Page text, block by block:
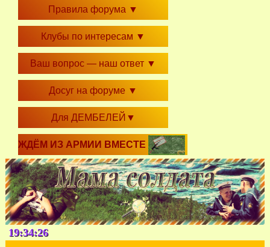
Правила форума ▼
Клубы по интересам ▼
Ваш вопрос — наш ответ ▼
Досуг на форуме ▼
Для ДЕМБЕЛЕЙ ▼
ЖДЁМ ИЗ АРМИИ ВМЕСТЕ
19:34:27